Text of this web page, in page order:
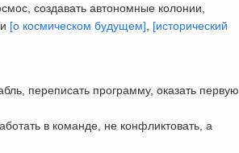
создавать автономные колонии,
[о космическом будущем]
[исторический
переписать программу, оказать первую
в команде, не конфликтовать, а